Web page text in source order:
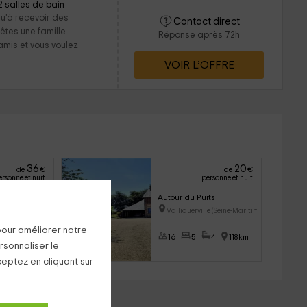
améliorer notre
le
en cliquant sur
salles de bain
recevoir des
une famille
et vous voulez
Contact direct
Réponse après 72h
VOIR L’OFFRE
de 36 €
et nuit
de 20€
personne et nuit
Autour du Puits
Valliquerville (Seine-Maritime
16 5 4 118km